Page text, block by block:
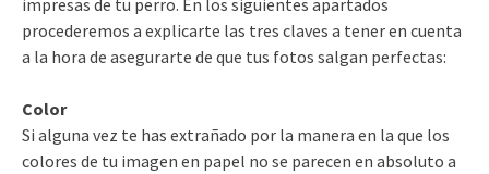
impresas de tu perro. En los siguientes apartados
procederemos a explicarte las tres claves a tener en cuenta
a la hora de asegurarte de que tus fotos salgan perfectas:
Color
Si alguna vez te has extrañado por la manera en la que los
colores de tu imagen en papel no se parecen en absoluto a